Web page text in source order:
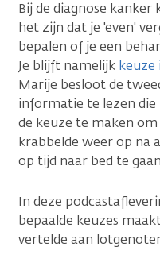
Bij de diagnose kanker
het zijn dat je 'even'
bepalen of je een
Je blijft namelijk keuze
Marije besloot de
informatie te lezen
de keuze te maken
krabbelde weer op na
op tijd naar bed te
In deze
bepaalde keuzes
vertelde aan